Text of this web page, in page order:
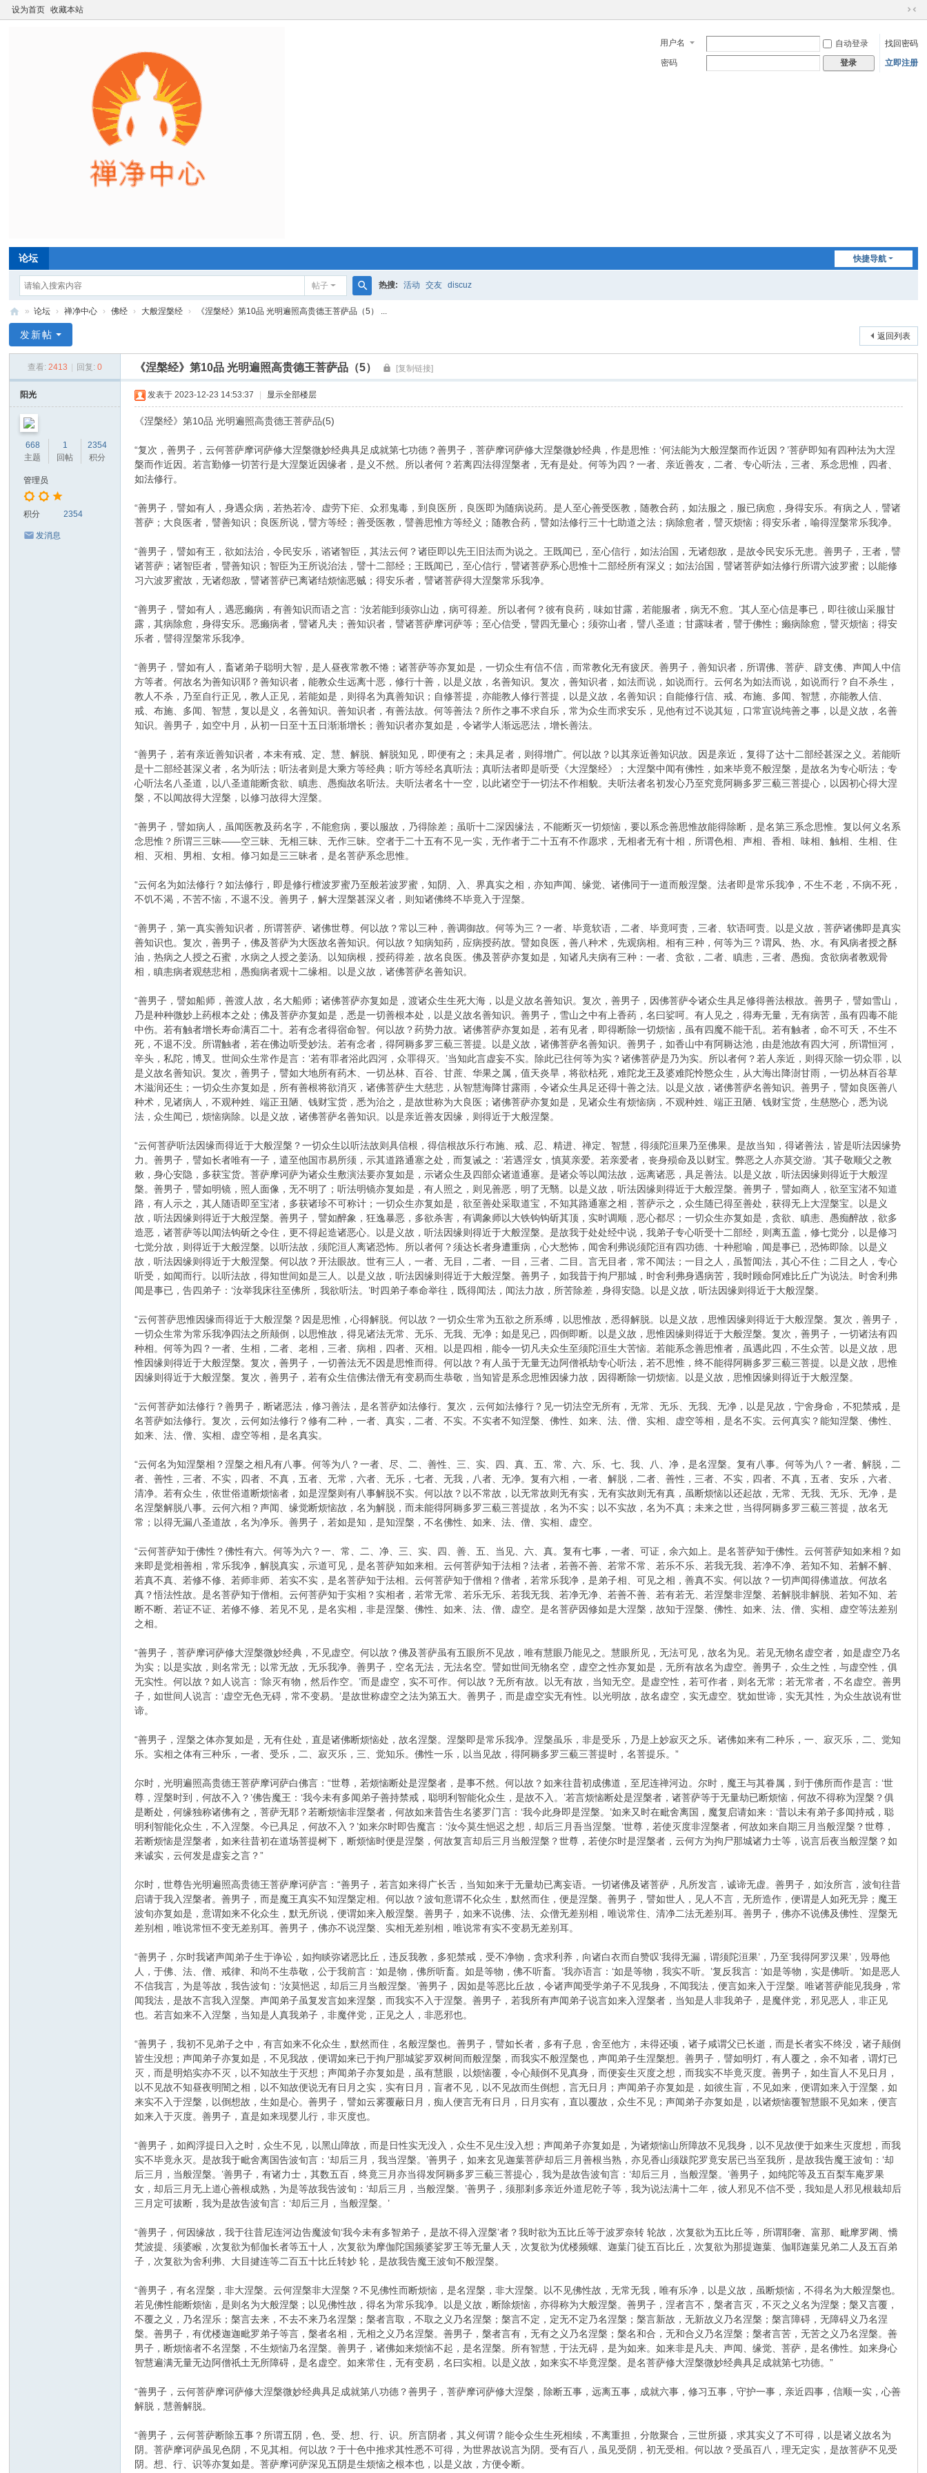
设为首页 收藏本站
切
到
窄
用户名 自动登录
找回密码
密码
登录 立即注册
快捷导航
论坛
帖子
搜
热搜: 活动 交友 discuz
净
心
» 论坛 › 禅净中心 › 佛经 › 大般涅槃经 › 《涅槃经》第10品 光明遍照高贵德王菩萨品（5） ...
返回列表
发新帖
查看: 2413 回复: 0 《涅槃经》第10品 光明遍照高贵德王菩萨品（5） [复制链接]
阳光
668
主题
1
回帖
2354
积分
管理员
积分 2354
发消息
发表于 2023-12-23 14:53:37 显示全部楼层
《涅槃经》第10品 光明遍照高贵德王菩萨品(5)
“复次，善男子，云何菩萨摩诃萨修大涅槃微妙经典具足成就第七功德？善男子，菩萨摩诃萨修大涅槃微妙经典，作是思惟：‘何法能为大般涅槃而作近因？’菩萨即知有四种法为大涅
槃而作近因。若言勤修一切苦行是大涅槃近因缘者，是义不然。所以者何？若离四法得涅槃者，无有是处。何等为四？一者、亲近善友，二者、专心听法，三者、系念思惟，四者、
如法修行。
“善男子，譬如有人，身遇众病，若热若冷、虚劳下疟、众邪鬼毒，到良医所，良医即为随病说药。是人至心善受医教，随教合药，如法服之，服已病愈，身得安乐。有病之人，譬诸
菩萨；大良医者，譬善知识；良医所说，譬方等经；善受医教，譬善思惟方等经义；随教合药，譬如法修行三十七助道之法；病除愈者，譬灭烦恼；得安乐者，喻得涅槃常乐我净。
“善男子，譬如有王，欲如法治，令民安乐，谘诸智臣，其法云何？诸臣即以先王旧法而为说之。王既闻已，至心信行，如法治国，无诸怨敌，是故令民安乐无患。善男子，王者，譬
诸菩萨；诸智臣者，譬善知识；智臣为王所说治法，譬十二部经；王既闻已，至心信行，譬诸菩萨系心思惟十二部经所有深义；如法治国，譬诸菩萨如法修行所谓六波罗蜜；以能修
习六波罗蜜故，无诸怨敌，譬诸菩萨已离诸结烦恼恶贼；得安乐者，譬诸菩萨得大涅槃常乐我净。
“善男子，譬如有人，遇恶癞病，有善知识而语之言：‘汝若能到须弥山边，病可得差。所以者何？彼有良药，味如甘露，若能服者，病无不愈。’其人至心信是事已，即往彼山采服甘
露，其病除愈，身得安乐。恶癞病者，譬诸凡夫；善知识者，譬诸菩萨摩诃萨等；至心信受，譬四无量心；须弥山者，譬八圣道；甘露味者，譬于佛性；癞病除愈，譬灭烦恼；得安
乐者，譬得涅槃常乐我净。
“善男子，譬如有人，畜诸弟子聪明大智，是人昼夜常教不惓；诸菩萨等亦复如是，一切众生有信不信，而常教化无有疲厌。善男子，善知识者，所谓佛、菩萨、辟支佛、声闻人中信
方等者。何故名为善知识耶？善知识者，能教众生远离十恶，修行十善，以是义故，名善知识。复次，善知识者，如法而说，如说而行。云何名为如法而说，如说而行？自不杀生，
教人不杀，乃至自行正见，教人正见，若能如是，则得名为真善知识；自修菩提，亦能教人修行菩提，以是义故，名善知识；自能修行信、戒、布施、多闻、智慧，亦能教人信、
戒、布施、多闻、智慧，复以是义，名善知识。善知识者，有善法故。何等善法？所作之事不求自乐，常为众生而求安乐，见他有过不说其短，口常宣说纯善之事，以是义故，名善
知识。善男子，如空中月，从初一日至十五日渐渐增长；善知识者亦复如是，令诸学人渐远恶法，增长善法。
“善男子，若有亲近善知识者，本未有戒、定、慧、解脱、解脱知见，即便有之；未具足者，则得增广。何以故？以其亲近善知识故。因是亲近，复得了达十二部经甚深之义。若能听
是十二部经甚深义者，名为听法；听法者则是大乘方等经典；听方等经名真听法；真听法者即是听受《大涅槃经》；大涅槃中闻有佛性，如来毕竟不般涅槃，是故名为专心听法；专
心听法名八圣道，以八圣道能断贪欲、瞋恚、愚痴故名听法。夫听法者名十一空，以此诸空于一切法不作相貌。夫听法者名初发心乃至究竟阿耨多罗三藐三菩提心，以因初心得大涅
槃，不以闻故得大涅槃，以修习故得大涅槃。
“善男子，譬如病人，虽闻医教及药名字，不能愈病，要以服故，乃得除差；虽听十二深因缘法，不能断灭一切烦恼，要以系念善思惟故能得除断，是名第三系念思惟。复以何义名系
念思惟？所谓三三昧——空三昧、无相三昧、无作三昧。空者于二十五有不见一实，无作者于二十五有不作愿求，无相者无有十相，所谓色相、声相、香相、味相、触相、生相、住
相、灭相、男相、女相。修习如是三三昧者，是名菩萨系念思惟。
“云何名为如法修行？如法修行，即是修行檀波罗蜜乃至般若波罗蜜，知阴、入、界真实之相，亦知声闻、缘觉、诸佛同于一道而般涅槃。法者即是常乐我净，不生不老，不病不死，
不饥不渴，不苦不恼，不退不没。善男子，解大涅槃甚深义者，则知诸佛终不毕竟入于涅槃。
“善男子，第一真实善知识者，所谓菩萨、诸佛世尊。何以故？常以三种，善调御故。何等为三？一者、毕竟软语，二者、毕竟呵责，三者、软语呵责。以是义故，菩萨诸佛即是真实
善知识也。复次，善男子，佛及菩萨为大医故名善知识。何以故？知病知药，应病授药故。譬如良医，善八种术，先观病相。相有三种，何等为三？谓风、热、水。有风病者授之酥
油，热病之人授之石蜜，水病之人授之姜汤。以知病根，授药得差，故名良医。佛及菩萨亦复如是，知诸凡夫病有三种：一者、贪欲，二者、瞋恚，三者、愚痴。贪欲病者教观骨
相，瞋恚病者观慈悲相，愚痴病者观十二缘相。以是义故，诸佛菩萨名善知识。
“善男子，譬如船师，善渡人故，名大船师；诸佛菩萨亦复如是，渡诸众生生死大海，以是义故名善知识。复次，善男子，因佛菩萨令诸众生具足修得善法根故。善男子，譬如雪山，
乃是种种微妙上药根本之处；佛及菩萨亦复如是，悉是一切善根本处，以是义故名善知识。善男子，雪山之中有上香药，名曰娑呵。有人见之，得寿无量，无有病苦，虽有四毒不能
中伤。若有触者增长寿命满百二十。若有念者得宿命智。何以故？药势力故。诸佛菩萨亦复如是，若有见者，即得断除一切烦恼，虽有四魔不能干乱。若有触者，命不可夭，不生不
死，不退不没。所谓触者，若在佛边听受妙法。若有念者，得阿耨多罗三藐三菩提。以是义故，诸佛菩萨名善知识。善男子，如香山中有阿耨达池，由是池故有四大河，所谓恒河，
辛头，私陀，博叉。世间众生常作是言：‘若有罪者浴此四河，众罪得灭。’当知此言虚妄不实。除此已往何等为实？诸佛菩萨是乃为实。所以者何？若人亲近，则得灭除一切众罪，以
是义故名善知识。复次，善男子，譬如大地所有药木、一切丛林、百谷、甘蔗、华果之属，值天炎旱，将欲枯死，难陀龙王及婆难陀怜愍众生，从大海出降澍甘雨，一切丛林百谷草
木滋润还生；一切众生亦复如是，所有善根将欲消灭，诸佛菩萨生大慈悲，从智慧海降甘露雨，令诸众生具足还得十善之法。以是义故，诸佛菩萨名善知识。善男子，譬如良医善八
种术，见诸病人，不观种姓、端正丑陋、钱财宝货，悉为治之，是故世称为大良医；诸佛菩萨亦复如是，见诸众生有烦恼病，不观种姓、端正丑陋、钱财宝货，生慈愍心，悉为说
法，众生闻已，烦恼病除。以是义故，诸佛菩萨名善知识。以是亲近善友因缘，则得近于大般涅槃。
“云何菩萨听法因缘而得近于大般涅槃？一切众生以听法故则具信根，得信根故乐行布施、戒、忍、精进、禅定、智慧，得须陀洹果乃至佛果。是故当知，得诸善法，皆是听法因缘势
力。善男子，譬如长者唯有一子，遣至他国市易所须，示其道路通塞之处，而复诫之：‘若遇淫女，慎莫亲爱。若亲爱者，丧身殒命及以财宝。弊恶之人亦莫交游。’其子敬顺父之教
敕，身心安隐，多获宝货。菩萨摩诃萨为诸众生敷演法要亦复如是，示诸众生及四部众诸道通塞。是诸众等以闻法故，远离诸恶，具足善法。以是义故，听法因缘则得近于大般涅
槃。善男子，譬如明镜，照人面像，无不明了；听法明镜亦复如是，有人照之，则见善恶，明了无翳。以是义故，听法因缘则得近于大般涅槃。善男子，譬如商人，欲至宝渚不知道
路，有人示之，其人随语即至宝渚，多获诸珍不可称计；一切众生亦复如是，欲至善处采取道宝，不知其路通塞之相，菩萨示之，众生随已得至善处，获得无上大涅槃宝。以是义
故，听法因缘则得近于大般涅槃。善男子，譬如醉象，狂逸暴恶，多欲杀害，有调象师以大铁钩钩斫其顶，实时调顺，恶心都尽；一切众生亦复如是，贪欲、瞋恚、愚痴醉故，欲多
造恶，诸菩萨等以闻法钩斫之令住，更不得起造诸恶心。以是义故，听法因缘则得近于大般涅槃。是故我于处处经中说，我弟子专心听受十二部经，则离五盖，修七觉分，以是修习
七觉分故，则得近于大般涅槃。以听法故，须陀洹人离诸恐怖。所以者何？须达长者身遭重病，心大愁怖，闻舍利弗说须陀洹有四功德、十种慰喻，闻是事已，恐怖即除。以是义
故，听法因缘则得近于大般涅槃。何以故？开法眼故。世有三人，一者、无目，二者、一目，三者、二目。言无目者，常不闻法；一目之人，虽暂闻法，其心不住；二目之人，专心
听受，如闻而行。以听法故，得知世间如是三人。以是义故，听法因缘则得近于大般涅槃。善男子，如我昔于拘尸那城，时舍利弗身遇病苦，我时顾命阿难比丘广为说法。时舍利弗
闻是事已，告四弟子：‘汝举我床往至佛所，我欲听法。’时四弟子奉命举往，既得闻法，闻法力故，所苦除差，身得安隐。以是义故，听法因缘则得近于大般涅槃。
“云何菩萨思惟因缘而得近于大般涅槃？因是思惟，心得解脱。何以故？一切众生常为五欲之所系缚，以思惟故，悉得解脱。以是义故，思惟因缘则得近于大般涅槃。复次，善男子，
一切众生常为常乐我净四法之所颠倒，以思惟故，得见诸法无常、无乐、无我、无净；如是见已，四倒即断。以是义故，思惟因缘则得近于大般涅槃。复次，善男子，一切诸法有四
种相。何等为四？一者、生相，二者、老相，三者、病相，四者、灭相。以是四相，能令一切凡夫众生至须陀洹生大苦恼。若能系念善思惟者，虽遇此四，不生众苦。以是义故，思
惟因缘则得近于大般涅槃。复次，善男子，一切善法无不因是思惟而得。何以故？有人虽于无量无边阿僧祇劫专心听法，若不思惟，终不能得阿耨多罗三藐三菩提。以是义故，思惟
因缘则得近于大般涅槃。复次，善男子，若有众生信佛法僧无有变易而生恭敬，当知皆是系念思惟因缘力故，因得断除一切烦恼。以是义故，思惟因缘则得近于大般涅槃。
“云何菩萨如法修行？善男子，断诸恶法，修习善法，是名菩萨如法修行。复次，云何如法修行？见一切法空无所有，无常、无乐、无我、无净，以是见故，宁舍身命，不犯禁戒，是
名菩萨如法修行。复次，云何如法修行？修有二种，一者、真实，二者、不实。不实者不知涅槃、佛性、如来、法、僧、实相、虚空等相，是名不实。云何真实？能知涅槃、佛性、
如来、法、僧、实相、虚空等相，是名真实。
“云何名为知涅槃相？涅槃之相凡有八事。何等为八？一者、尽、二、善性、三、实、四、真、五、常、六、乐、七、我、八、净，是名涅槃。复有八事。何等为八？一者、解脱，二
者、善性，三者、不实，四者、不真，五者、无常，六者、无乐，七者、无我，八者、无净。复有六相，一者、解脱，二者、善性，三者、不实，四者、不真，五者、安乐，六者、
清净。若有众生，依世俗道断烦恼者，如是涅槃则有八事解脱不实。何以故？以不常故，以无常故则无有实，无有实故则无有真，虽断烦恼以还起故，无常、无我、无乐、无净，是
名涅槃解脱八事。云何六相？声闻、缘觉断烦恼故，名为解脱，而未能得阿耨多罗三藐三菩提故，名为不实；以不实故，名为不真；未来之世，当得阿耨多罗三藐三菩提，故名无
常；以得无漏八圣道故，名为净乐。善男子，若如是知，是知涅槃，不名佛性、如来、法、僧、实相、虚空。
“云何菩萨知于佛性？佛性有六。何等为六？一、常、二、净、三、实、四、善、五、当见、六、真。复有七事，一者、可证，余六如上。是名菩萨知于佛性。云何菩萨知如来相？如
来即是觉相善相，常乐我净，解脱真实，示道可见，是名菩萨知如来相。云何菩萨知于法相？法者，若善不善、若常不常、若乐不乐、若我无我、若净不净、若知不知、若解不解、
若真不真、若修不修、若师非师、若实不实，是名菩萨知于法相。云何菩萨知于僧相？僧者，若常乐我净，是弟子相、可见之相，善真不实。何以故？一切声闻得佛道故。何故名
真？悟法性故。是名菩萨知于僧相。云何菩萨知于实相？实相者，若常无常、若乐无乐、若我无我、若净无净、若善不善、若有若无、若涅槃非涅槃、若解脱非解脱、若知不知、若
断不断、若证不证、若修不修、若见不见，是名实相，非是涅槃、佛性、如来、法、僧、虚空。是名菩萨因修如是大涅槃，故知于涅槃、佛性、如来、法、僧、实相、虚空等法差别
之相。
“善男子，菩萨摩诃萨修大涅槃微妙经典，不见虚空。何以故？佛及菩萨虽有五眼所不见故，唯有慧眼乃能见之。慧眼所见，无法可见，故名为见。若见无物名虚空者，如是虚空乃名
为实；以是实故，则名常无；以常无故，无乐我净。善男子，空名无法，无法名空。譬如世间无物名空，虚空之性亦复如是，无所有故名为虚空。善男子，众生之性，与虚空性，俱
无实性。何以故？如人说言：‘除灭有物，然后作空。’而是虚空，实不可作。何以故？无所有故。以无有故，当知无空。是虚空性，若可作者，则名无常；若无常者，不名虚空。善男
子，如世间人说言：‘虚空无色无碍，常不变易。’是故世称虚空之法为第五大。善男子，而是虚空实无有性。以光明故，故名虚空，实无虚空。犹如世谛，实无其性，为众生故说有世
谛。
“善男子，涅槃之体亦复如是，无有住处，直是诸佛断烦恼处，故名涅槃。涅槃即是常乐我净。涅槃虽乐，非是受乐，乃是上妙寂灭之乐。诸佛如来有二种乐，一、寂灭乐，二、觉知
乐。实相之体有三种乐，一者、受乐，二、寂灭乐，三、觉知乐。佛性一乐，以当见故，得阿耨多罗三藐三菩提时，名菩提乐。”
尔时，光明遍照高贵德王菩萨摩诃萨白佛言：“世尊，若烦恼断处是涅槃者，是事不然。何以故？如来往昔初成佛道，至尼连禅河边。尔时，魔王与其眷属，到于佛所而作是言：‘世
尊，涅槃时到，何故不入？’佛告魔王：‘我今未有多闻弟子善持禁戒，聪明利智能化众生，是故不入。’若言烦恼断处是涅槃者，诸菩萨等于无量劫已断烦恼，何故不得称为涅槃？俱
是断处，何缘独称诸佛有之，菩萨无耶？若断烦恼非涅槃者，何故如来昔告生名婆罗门言：‘我今此身即是涅槃。’如来又时在毗舍离国，魔复启请如来：‘昔以未有弟子多闻持戒，聪
明利智能化众生，不入涅槃。今已具足，何故不入？’如来尔时即告魔言：‘汝今莫生悒迟之想，却后三月吾当涅槃。’世尊，若使灭度非涅槃者，何故如来自期三月当般涅槃？世尊，
若断烦恼是涅槃者，如来往昔初在道场菩提树下，断烦恼时便是涅槃，何故复言却后三月当般涅槃？世尊，若使尔时是涅槃者，云何方为拘尸那城诸力士等，说言后夜当般涅槃？如
来诚实，云何发是虚妄之言？”
尔时，世尊告光明遍照高贵德王菩萨摩诃萨言：“善男子，若言如来得广长舌，当知如来于无量劫已离妄语。一切诸佛及诸菩萨，凡所发言，诚谛无虚。善男子，如汝所言，波旬往昔
启请于我入涅槃者。善男子，而是魔王真实不知涅槃定相。何以故？波旬意谓不化众生，默然而住，便是涅槃。善男子，譬如世人，见人不言，无所造作，便谓是人如死无异；魔王
波旬亦复如是，意谓如来不化众生，默无所说，便谓如来入般涅槃。善男子，如来不说佛、法、众僧无差别相，唯说常住、清净二法无差别耳。善男子，佛亦不说佛及佛性、涅槃无
差别相，唯说常恒不变无差别耳。善男子，佛亦不说涅槃、实相无差别相，唯说常有实不变易无差别耳。
“善男子，尔时我诸声闻弟子生于诤讼，如拘睒弥诸恶比丘，违反我教，多犯禁戒，受不净物，贪求利养，向诸白衣而自赞叹‘我得无漏，谓须陀洹果’，乃至‘我得阿罗汉果’，毁辱他
人，于佛、法、僧、戒律、和尚不生恭敬，公于我前言：‘如是物，佛所听畜。如是等物，佛不听畜。’我亦语言：‘如是等物，我实不听。’复反我言：‘如是等物，实是佛听。’如是恶人
不信我言，为是等故，我告波旬：‘汝莫悒迟，却后三月当般涅槃。’善男子，因如是等恶比丘故，令诸声闻受学弟子不见我身，不闻我法，便言如来入于涅槃。唯诸菩萨能见我身，常
闻我法，是故不言我入涅槃。声闻弟子虽复发言如来涅槃，而我实不入于涅槃。善男子，若我所有声闻弟子说言如来入涅槃者，当知是人非我弟子，是魔伴党，邪见恶人，非正见
也。若言如来不入涅槃，当知是人真我弟子，非魔伴党，正见之人，非恶邪也。
“善男子，我初不见弟子之中，有言如来不化众生，默然而住，名般涅槃也。善男子，譬如长者，多有子息，舍至他方，未得还顷，诸子咸谓父已长逝，而是长者实不终没，诸子颠倒
皆生没想；声闻弟子亦复如是，不见我故，便谓如来已于拘尸那城娑罗双树间而般涅槃，而我实不般涅槃也，声闻弟子生涅槃想。善男子，譬如明灯，有人覆之，余不知者，谓灯已
灭，而是明焰实亦不灭，以不知故生于灭想；声闻弟子亦复如是，虽有慧眼，以烦恼覆，令心颠倒不见真身，而便妄生灭度之想，而我实不毕竟灭度。善男子，如生盲人不见日月，
以不见故不知昼夜明闇之相，以不知故便说无有日月之实，实有日月，盲者不见，以不见故而生倒想，言无日月；声闻弟子亦复如是，如彼生盲，不见如来，便谓如来入于涅槃，如
来实不入于涅槃，以倒想故，生如是心。善男子，譬如云雾覆蔽日月，痴人便言无有日月，日月实有，直以覆故，众生不见；声闻弟子亦复如是，以诸烦恼覆智慧眼不见如来，便言
如来入于灭度。善男子，直是如来现婴儿行，非灭度也。
“善男子，如阎浮提日入之时，众生不见，以黑山障故，而是日性实无没入，众生不见生没入想；声闻弟子亦复如是，为诸烦恼山所障故不见我身，以不见故便于如来生灭度想，而我
实不毕竟永灭。是故我于毗舍离国告波旬言：‘却后三月，我当涅槃。’善男子，如来玄见迦葉菩萨却后三月善根当熟，亦见香山须跋陀罗竟安居已当至我所，是故我告魔王波旬：‘却
后三月，当般涅槃。’善男子，有诸力士，其数五百，终竟三月亦当得发阿耨多罗三藐三菩提心，我为是故告波旬言：‘却后三月，当般涅槃。’善男子，如纯陀等及五百梨车庵罗果
女，却后三月无上道心善根成熟，为是等故我告波旬：‘却后三月，当般涅槃。’善男子，须那剎多亲近外道尼乾子等，我为说法满十二年，彼人邪见不信不受，我知是人邪见根栽却后
三月定可拔断，我为是故告波旬言：‘却后三月，当般涅槃。’
“善男子，何因缘故，我于往昔尼连河边告魔波旬‘我今未有多智弟子，是故不得入涅槃’者？我时欲为五比丘等于波罗奈转 轮故，次复欲为五比丘等，所谓耶奢、富那、毗摩罗阇、憍
梵波提、须婆睺，次复欲为郁伽长者等五十人，次复欲为摩伽陀国频婆娑罗王等无量人天，次复欲为优楼频螺、迦葉门徒五百比丘，次复欲为那提迦葉、伽耶迦葉兄弟二人及五百弟
子，次复欲为舍利弗、大目揵连等二百五十比丘转妙 轮，是故我告魔王波旬不般涅槃。
“善男子，有名涅槃，非大涅槃。云何涅槃非大涅槃？不见佛性而断烦恼，是名涅槃，非大涅槃。以不见佛性故，无常无我，唯有乐净，以是义故，虽断烦恼，不得名为大般涅槃也。
若见佛性能断烦恼，是则名为大般涅槃；以见佛性故，得名为常乐我净。以是义故，断除烦恼，亦得称为大般涅槃。善男子，涅者言不，槃者言灭，不灭之义名为涅槃；槃又言覆，
不覆之义，乃名涅乐；槃言去来，不去不来乃名涅槃；槃者言取，不取之义乃名涅槃；槃言不定，定无不定乃名涅槃；槃言新故，无新故义乃名涅槃；槃言障碍，无障碍义乃名涅
槃。善男子，有优楼迦迦毗罗弟子等言，槃者名相，无相之义乃名涅槃。善男子，槃者言有，无有之义乃名涅槃；槃名和合，无和合义乃名涅槃；槃者言苦，无苦之义乃名涅槃。善
男子，断烦恼者不名涅槃，不生烦恼乃名涅槃。善男子，诸佛如来烦恼不起，是名涅槃。所有智慧，于法无碍，是为如来。如来非是凡夫、声闻、缘觉、菩萨，是名佛性。如来身心
智慧遍满无量无边阿僧祇土无所障碍，是名虚空。如来常住，无有变易，名曰实相。以是义故，如来实不毕竟涅槃。是名菩萨修大涅槃微妙经典具足成就第七功德。”
“善男子，云何菩萨摩诃萨修大涅槃微妙经典具足成就第八功德？善男子，菩萨摩诃萨修大涅槃，除断五事，远离五事，成就六事，修习五事，守护一事，亲近四事，信顺一实，心善
解脱，慧善解脱。
“善男子，云何菩萨断除五事？所谓五阴，色、受、想、行、识。所言阴者，其义何谓？能令众生生死相续，不离重担，分散聚合，三世所摄，求其实义了不可得，以是诸义故名为
阴。菩萨摩诃萨虽见色阴，不见其相。何以故？于十色中推求其性悉不可得，为世界故说言为阴。受有百八，虽见受阴，初无受相。何以故？受虽百八，理无定实，是故菩萨不见受
阴。想、行、识等亦复如是。菩萨摩诃萨深见五阴是生烦恼之根本也，以是义故，方便令断。